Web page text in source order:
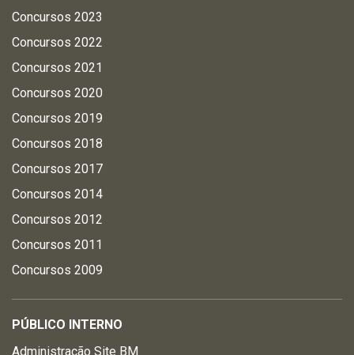
Concursos 2023
Concursos 2022
Concursos 2021
Concursos 2020
Concursos 2019
Concursos 2018
Concursos 2017
Concursos 2014
Concursos 2012
Concursos 2011
Concursos 2009
PÚBLICO INTERNO
Administração Site BM